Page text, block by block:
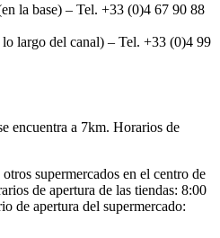
la base) – Tel. +33 (0)4 67 90 88
largo del canal) – Tel. +33 (0)4 99
encuentra a 7km. Horarios de
supermercados en el centro de
de apertura de las tiendas: 8:00
de apertura del supermercado: